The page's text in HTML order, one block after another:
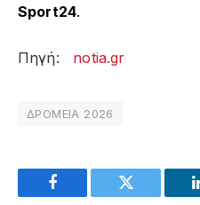
Sport24.
Πηγή: notia.gr
ΔΡΟΜΕΙΑ 2026
Facebook Twitter